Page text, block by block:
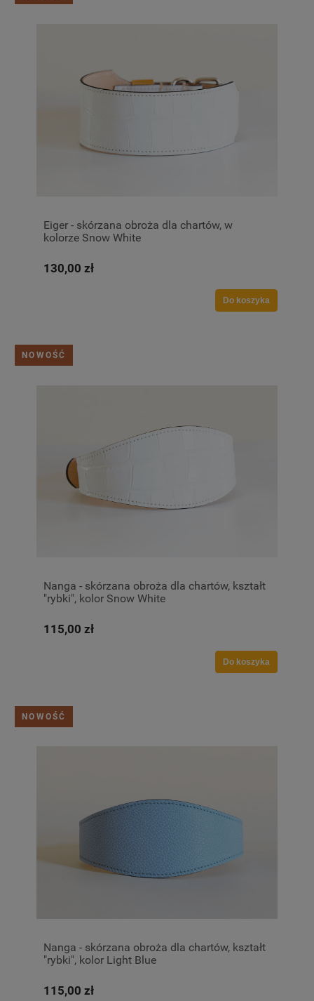
Eiger - skórzana obroża dla chartów, w
kolorze Snow White
130,00 zł
Do koszyka
Nanga - skórzana obroża dla chartów, kształt
"rybki", kolor Snow White
115,00 zł
Do koszyka
NOWOŚĆ
Nanga - skórzana obroża dla chartów, kształt
"rybki", kolor Light Blue
115,00 zł
NOWOŚĆ